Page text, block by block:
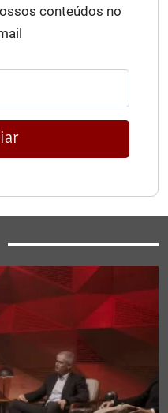
conteúdos no